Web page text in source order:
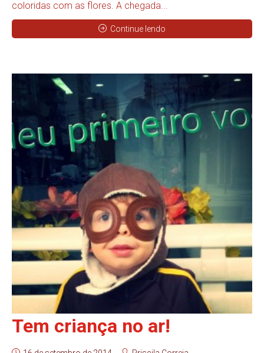
coloridas com as flores. A chegada...
Continue lendo
Tem criança no ar!